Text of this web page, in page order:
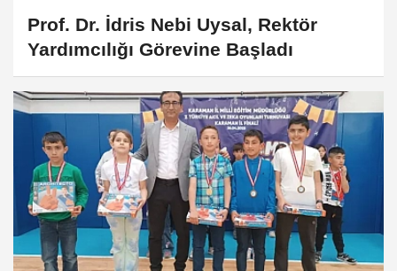
Prof. Dr. İdris Nebi Uysal, Rektör
Yardımcılığı Görevine Başladı